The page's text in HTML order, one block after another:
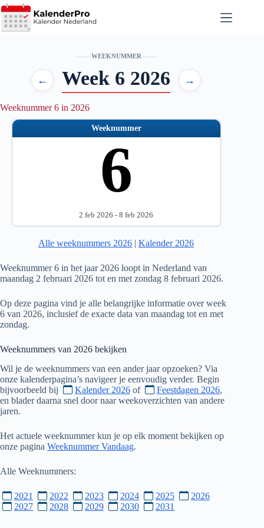
Ga
naar
de
WEEKNUMMER
← Week 6 2026 →
Weeknummer 6 in 2026
Weeknummer
6
2 feb 2026 - 8 feb 2026
Alle weeknummers 2026 |Kalender 2026
Weeknummer 6 in het jaar 2026 loopt in Nederland van
maandag 2 februari 2026 tot en met zondag 8 februari 2026.
Op deze pagina vind je alle belangrijke informatie over week
6 van 2026, inclusief de exacte data van maandag tot en met
zondag.
Weeknummers van 2026 bekijken
Wil je de weeknummers van een ander jaar opzoeken? Via
onze kalenderpagina’s navigeer je eenvoudig verder. Begin
bijvoorbeeld bij
Kalender 2026 of Feestdagen 2026,
en blader daarna snel door naar weekoverzichten van andere
jaren.
Het actuele weeknummer kun je op elk moment bekijken op
onze pagina Weeknummer Vandaag.
Alle Weeknummers:
2021 2022 2023 2024 2025
2026
2027
2028 2029 2030 2031